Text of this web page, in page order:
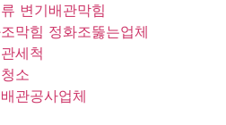
변기배관막힘
막힘 정화조뚫는업체
세척
소
관공사업체